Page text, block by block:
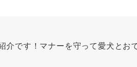
介です！マナーを守って愛犬とお